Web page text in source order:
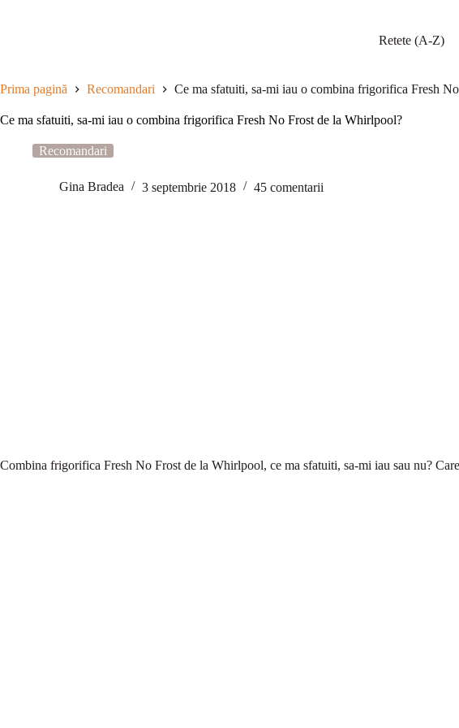
Retete (A-Z)
Prima pagină Recomandari Ce ma sfatuiti, sa-mi iau o combina frigorifica Fresh
Ce ma sfatuiti, sa-mi iau o combina frigorifica Fresh No Frost de la Whirlpool?
Recomandari
Gina Bradea 3 septembrie 2018 45 comentarii
Combina frigorifica Fresh No Frost de la Whirlpool, ce ma sfatuiti, sa-mi iau sau nu?